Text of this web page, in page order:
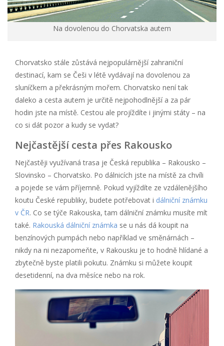
Na dovolenou do Chorvatska autem
Chorvatsko stále zůstává nejpopulárnější zahraniční
destinací, kam se Češi v létě vydávají na dovolenou za
sluníčkem a překrásným mořem. Chorvatsko není tak
daleko a cesta autem je určitě nejpohodlnější a za pár
hodin jste na místě. Cestou ale projíždíte i jinými státy – na
co si dát pozor a kudy se vydat?
Nejčastější cesta přes Rakousko
Nejčastěji využívaná trasa je Česká republika – Rakousko –
Slovinsko – Chorvatsko. Po dálnicích jste na místě za chvíli
a pojede se vám příjemně. Pokud vyjíždíte ze vzdálenějšího
koutu České republiky, budete potřebovat i dálniční známku
v ČR. Co se týče Rakouska, tam dálniční známku musíte mít
také. Rakouská dálniční známka se u nás dá koupit na
benzínových pumpách nebo například ve směnárnách –
nikdy na ni nezapomeňte, v Rakousku je to hodně hlídané a
zbytečně byste platili pokutu. Známku si můžete koupit
desetidenní, na dva měsíce nebo na rok.